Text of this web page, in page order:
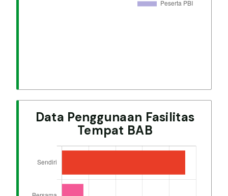
Data Penggunaan Fasilitas
Tempat BAB